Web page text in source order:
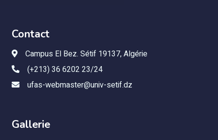
Contact
Campus El Bez. Sétif 19137, Algérie
(+213) 36 6202 23/24
ufas-webmaster@univ-setif.dz
Gallerie